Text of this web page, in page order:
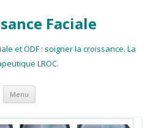
Faciale
et ODF : soigner la croissance. La
LROC.
Menu Aller
contenu